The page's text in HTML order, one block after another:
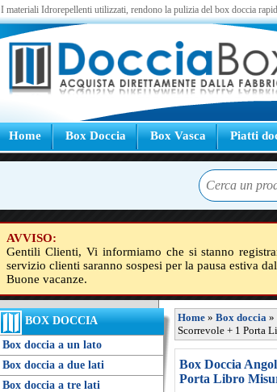
I materiali Idrorepellenti utilizzati, rendono la pulizia del box doccia
Home Box Doccia Box Vasca Piatti
AVVISO:
Gentili Clienti, Vi informiamo che si stanno
servizio clienti saranno sospesi per la pausa estiva
Buone vacanze.
BOX DOCCIA
Box doccia a un lato
Box doccia a due lati
Box doccia a tre lati
Home » Box doccia »
Scorrevole + 1 Porta
Box Doccia
Porta Libro